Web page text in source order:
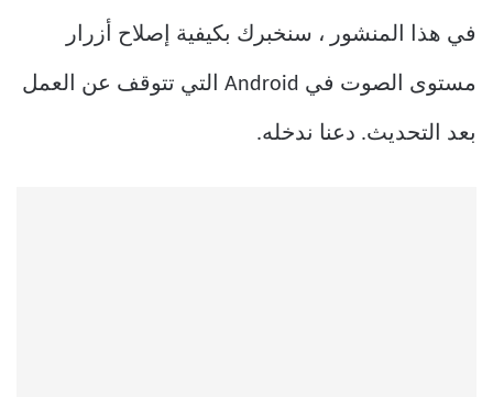
في هذا المنشور ، سنخبرك بكيفية إصلاح أزرار
مستوى الصوت في Android التي تتوقف عن العمل
بعد التحديث. دعنا ندخله.